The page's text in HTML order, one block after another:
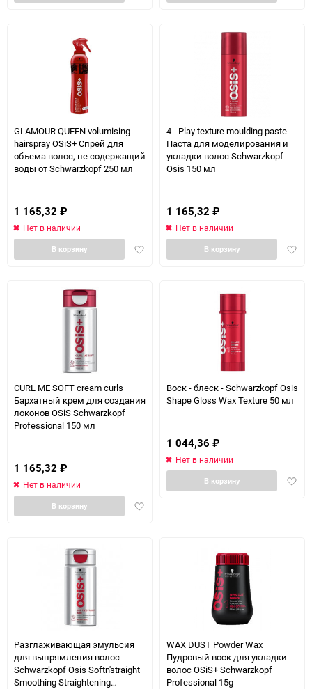
GLAMOUR QUEEN volumising
hairspray OSiS+ Спрей для
объема волос, не содержащий
воды от Schwarzkopf 250 мл
1 165,32 ₽
Нет в наличии
Добавить
В корзину
4 - Play texture moulding paste
Паста для моделирования и
укладки волос Schwarzkopf
Osis 150 мл
1 165,32 ₽
Нет в наличии
В корзину
CURL ME SOFT cream curls
Бархатный крем для создания
локонов OSiS Schwarzkopf
Professional 150 мл
1 165,32 ₽
Нет в наличии
Добавить
В корзину
Воск - блеск - Schwarzkopf Osis
Shape Gloss Wax Texture 50 мл
1 044,36 ₽
Нет в наличии
В корзину
Разглаживающая эмульсия
для выпрямления волос -
Schwarzkopf Osis Softn'straight
Smoothing Straightening
WAX DUST Powder Wax
Пудровый воск для укладки
волос OSiS+ Schwarzkopf
Professional 15g